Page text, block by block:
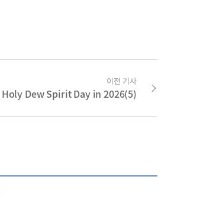
이전 기사
Holy Dew Spirit Day in 2026(5)